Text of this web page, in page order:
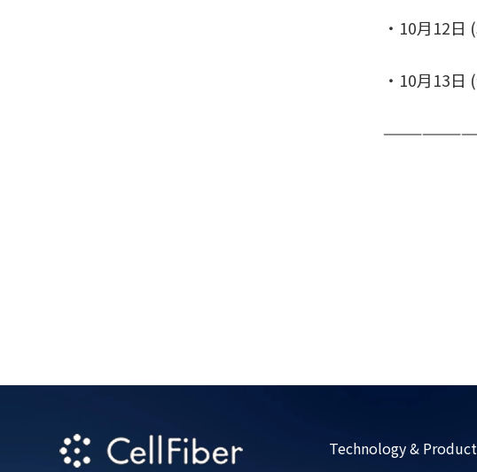
・10月12日
・10月13日
Technology &